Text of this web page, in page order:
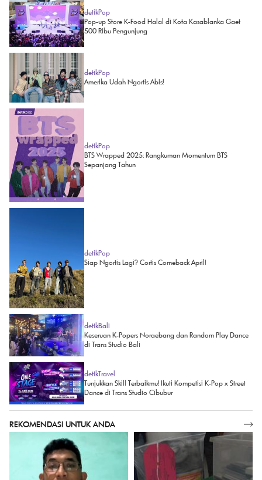
detikPop
Pop-up Store K-Food Halal di Kota Kasablanka Gaet
500 Ribu Pengunjung
detikPop
Amerika Udah Ngortis Abis!
detikPop
BTS Wrapped 2025: Rangkuman Momentum BTS
Sepanjang Tahun
detikPop
Siap Ngortis Lagi? Cortis Comeback April!
detikBali
Keseruan K-Popers Noraebang dan Random Play Dance
di Trans Studio Bali
detikTravel
Tunjukkan Skill Terbaikmu! Ikuti Kompetisi K-Pop x Street
Dance di Trans Studio Cibubur
REKOMENDASI UNTUK ANDA